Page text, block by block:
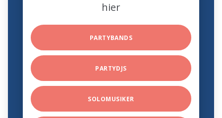
hier
PARTYBANDS
PARTYDJS
SOLOMUSIKER